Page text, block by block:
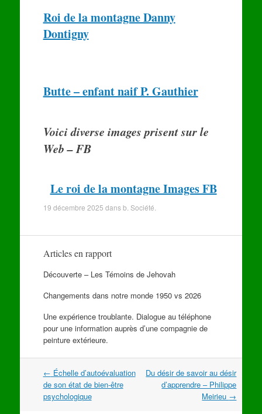
Roi de la montagne Danny
Dontigny
Butte – enfant naif P. Gauthier
Voici diverse images prisent sur le
Web – FB
Le roi de la montagne Images FB
19 décembre 2025 dansb. Société
Articles en rapport
Découverte – Les Témoins de Jehovah
Changements dans notre monde 1950 vs 2026
Une expérience troublante. Dialogue au téléphone
pour une information auprès d’une compagnie de
peinture extérieure.
Navigation
dans
les
← Échelle d’autoévaluation
de son état de bien-être
psychologique
Du désir de savoir au désir
d’apprendre – Philippe
Meirieu →